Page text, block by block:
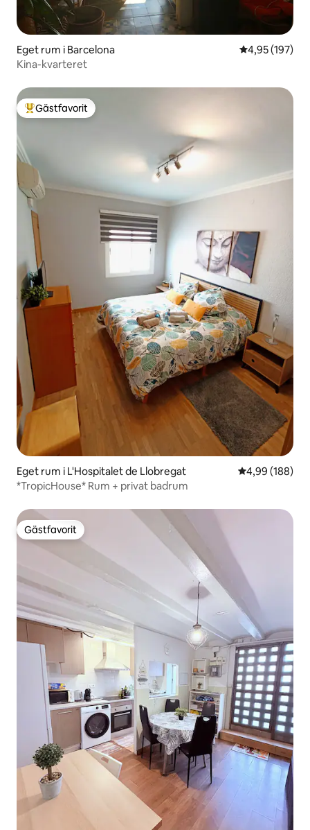
Eget rum i Barcelona 4,95 av 5 i
4,95 (197)
Kina-kvarteret
Populär gästfavorit
Gästfavorit
Eget rum i L'Hospitalet de Llobregat 4,99 av 5 i
4,99 (188)
*TropicHouse* Rum + privat badrum
Gästfavorit
Gästfavorit